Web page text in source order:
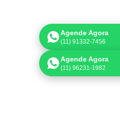
Agende Agora
(11) 91332-7456
Agende Agora
(11) 96231-1982